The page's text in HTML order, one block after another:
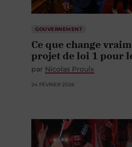
GOUVERNEMENT
Ce que change
projet de loi 1 pour
par Nicolas Proulx
24 FÉVRIER 2026